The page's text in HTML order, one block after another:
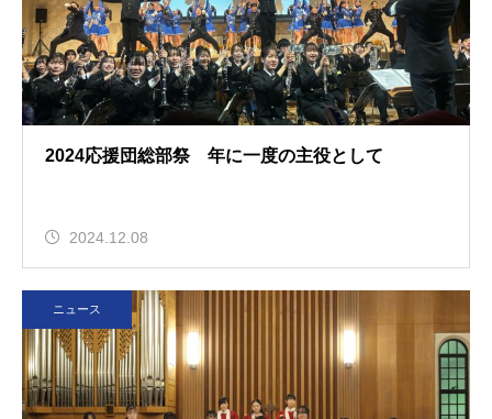
2024応援団総部祭 年に一度の主役として
2024.12.08
ニュース